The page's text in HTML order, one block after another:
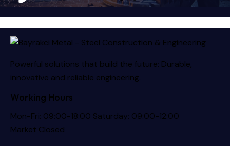
Powerful solutions that build the future: Durable,
innovative and reliable engineering.
Working Hours
Mon-Fri: 09:00-18:00 Saturday: 09:00-12:00
Market Closed